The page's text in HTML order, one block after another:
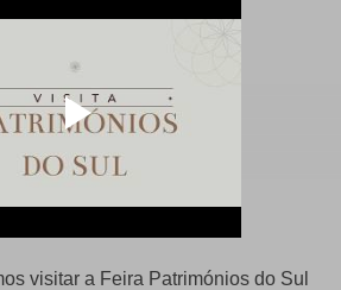
visitar a Feira Patrimónios do Sul